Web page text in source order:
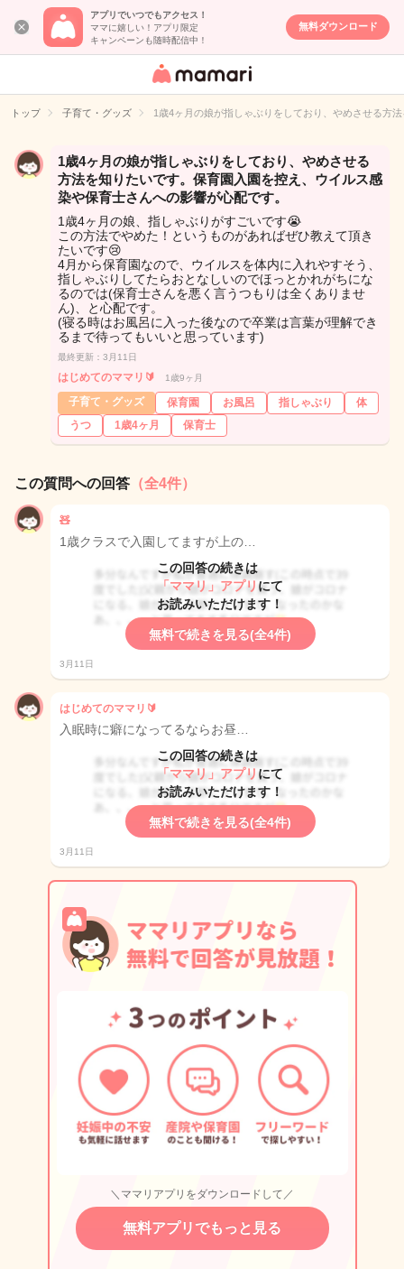
アプリでいつでもアクセス！
ママに嬉しい！アプリ限定
キャンペーンも随時配信中！
無料ダウンロード
女性専用匿名QA
イト
トップ 子育て・グッズ 1歳4ヶ月の娘が指しゃぶりをしており、やめさせる方
1歳4ヶ月の娘が指しゃぶりをしており、やめさせる
方法を知りたいです。保育園入園を控え、ウイルス感
染や保育士さんへの影響が心配です。
1歳4ヶ月の娘、指しゃぶりがすごいです😭
この方法でやめた！というものがあればぜひ教えて頂き
たいです😢
4月から保育園なので、ウイルスを体内に入れやすそう、
指しゃぶりしてたらおとなしいのでほっとかれがちにな
るのでは(保育士さんを悪く言うつもりは全くありませ
ん)、と心配です。
(寝る時はお風呂に入った後なので卒業は言葉が理解でき
るまで待ってもいいと思っています)
最終更新：3月11日
はじめてのママリ🔰 1歳9ヶ月
子育て・グッズ 保育園 お風呂 指しゃぶり
体
うつ
1歳4ヶ月 保育士
この質問への回答 （全4件）
🧸
1歳クラスで入園してますが上の…
この回答の続きは
「ママリ」アプリ にて
お読みいただけます！
無料で続きを見る(全4件)
3月11日
はじめてのママリ🔰
入眠時に癖になってるならお昼…
この回答の続きは
「ママリ」アプリ にて
お読みいただけます！
無料で続きを見る(全4件)
3月11日
＼ママリアプリをダウンロードして／
無料アプリでもっと見る